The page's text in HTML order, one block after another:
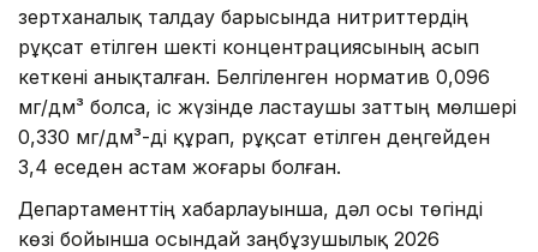
зертханалық талдау барысында нитриттердің
рұқсат етілген шекті концентрациясының асып
кеткені анықталған. Белгіленген норматив 0,096
мг/дм³ болса, іс жүзінде ластаушы заттың мөлшері
0,330 мг/дм³-ді құрап, рұқсат етілген деңгейден
3,4 еседен астам жоғары болған.
Департаменттің хабарлауынша, дәл осы төгінді
көзі бойынша осындай заңбұзушылық 2026